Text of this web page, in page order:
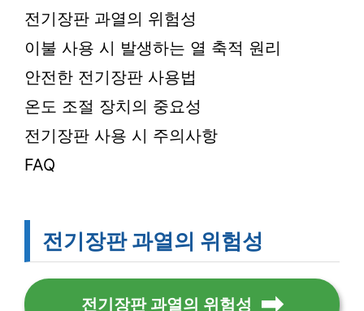
전기장판 과열의 위험성
이불 사용 시 발생하는 열 축적 원리
안전한 전기장판 사용법
온도 조절 장치의 중요성
전기장판 사용 시 주의사항
FAQ
전기장판 과열의 위험성
전기장판 과열의 위험성